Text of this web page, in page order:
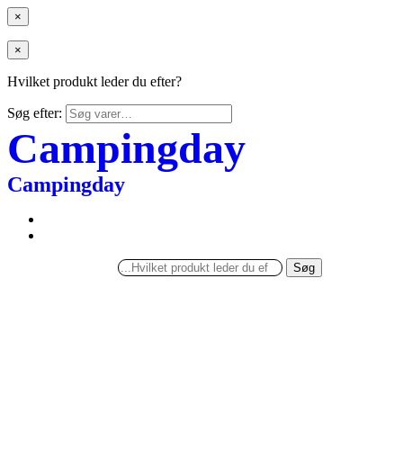
×
×
Hvilket produkt leder du efter?
Søg efter:
Campingday
Campingday
Søg